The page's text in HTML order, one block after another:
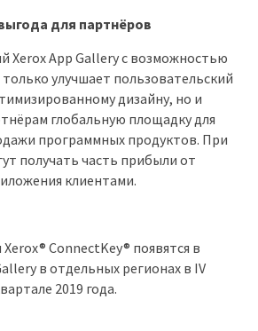
для партнёров
Xerox App Gallery с возможностью
улучшает пользовательский
дизайну, но и
глобальную площадку для
программных продуктов. При
получать часть прибыли от
клиентами.
ConnectKey® появятся в
в отдельных регионах в IV
2019 года.